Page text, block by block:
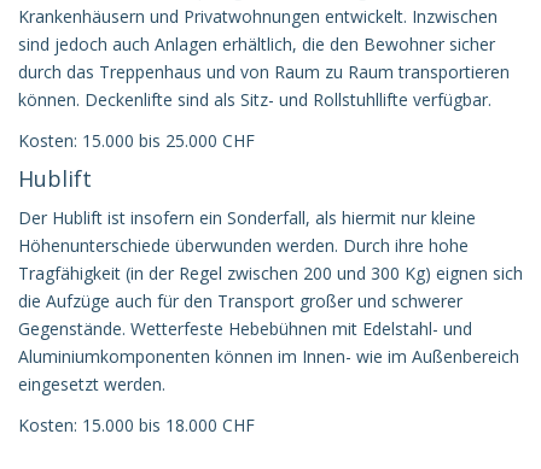
Krankenhäusern und Privatwohnungen entwickelt. Inzwischen
sind jedoch auch Anlagen erhältlich, die den Bewohner sicher
durch das Treppenhaus und von Raum zu Raum transportieren
können. Deckenlifte sind als Sitz- und Rollstuhllifte verfügbar.
Kosten: 15.000 bis 25.000 CHF
Hublift
Der Hublift ist insofern ein Sonderfall, als hiermit nur kleine
Höhenunterschiede überwunden werden. Durch ihre hohe
Tragfähigkeit (in der Regel zwischen 200 und 300 Kg) eignen sich
die Aufzüge auch für den Transport großer und schwerer
Gegenstände. Wetterfeste Hebebühnen mit Edelstahl- und
Aluminiumkomponenten können im Innen- wie im Außenbereich
eingesetzt werden.
Kosten: 15.000 bis 18.000 CHF